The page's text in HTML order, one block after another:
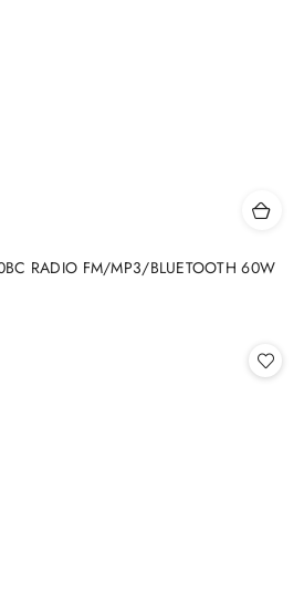
RADIO FM/MP3/BLUETOOTH 60W